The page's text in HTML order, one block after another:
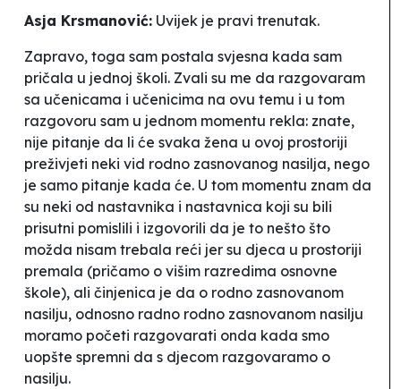
Asja Krsmanović: Uvijek je pravi trenutak.
Zapravo, toga sam postala svjesna kada sam
pričala u jednoj školi. Zvali su me da razgovaram
sa učenicama i učenicima na ovu temu i u tom
razgovoru sam u jednom momentu rekla: znate,
nije pitanje da li će svaka žena u ovoj prostoriji
preživjeti neki vid rodno zasnovanog nasilja, nego
je samo pitanje kada će. U tom momentu znam da
su neki od nastavnika i nastavnica koji su bili
prisutni pomislili i izgovorili da je to nešto što
možda nisam trebala reći jer su djeca u prostoriji
premala (pričamo o višim razredima osnovne
škole), ali činjenica je da o rodno zasnovanom
nasilju, odnosno radno rodno zasnovanom nasilju
moramo početi razgovarati onda kada smo
uopšte spremni da s djecom razgovaramo o
nasilju.